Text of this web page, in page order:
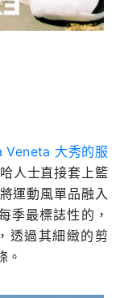
Veneta 大秀的服
人士直接套上籃
運動風單品融入
季最標誌性的，
透過其細緻的剪
。